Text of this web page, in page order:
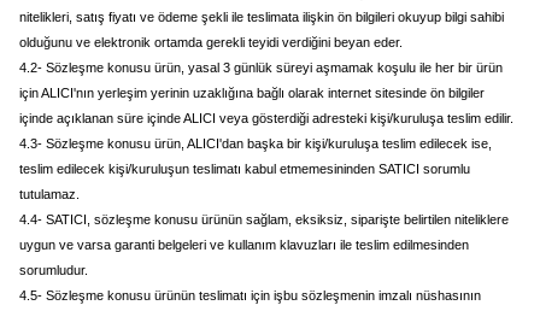
nitelikleri, satış fiyatı ve ödeme şekli ile teslimata ilişkin ön bilgileri okuyup bilgi sahibi
olduğunu ve elektronik ortamda gerekli teyidi verdiğini beyan eder.
4.2- Sözleşme konusu ürün, yasal 3 günlük süreyi aşmamak koşulu ile her bir ürün
için ALICI'nın yerleşim yerinin uzaklığına bağlı olarak internet sitesinde ön bilgiler
içinde açıklanan süre içinde ALICI veya gösterdiği adresteki kişi/kuruluşa teslim edilir.
4.3- Sözleşme konusu ürün, ALICI'dan başka bir kişi/kuruluşa teslim edilecek ise,
teslim edilecek kişi/kuruluşun teslimatı kabul etmemesininden SATICI sorumlu
tutulamaz.
4.4- SATICI, sözleşme konusu ürünün sağlam, eksiksiz, siparişte belirtilen niteliklere
uygun ve varsa garanti belgeleri ve kullanım klavuzları ile teslim edilmesinden
sorumludur.
4.5- Sözleşme konusu ürünün teslimatı için işbu sözleşmenin imzalı nüshasının